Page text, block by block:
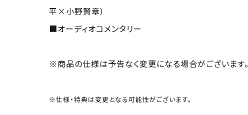
平×小野賢章）
■オーディオコメンタリー
※商品の仕様は予告なく変更になる場合がございます。
※仕様・特典は変更となる可能性がございます。